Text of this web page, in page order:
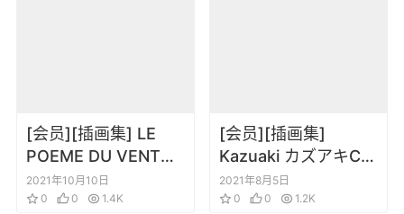
[会员][插画集] LE
POEME DU VENT
ET DES ARBRES 風
と木の詩 竹宮恵子豪
2021年10月10日
0
0 1.4K
[会员][插画集]
Kazuaki カズアキCG
原画插画集
2021年8月5日
0
0 1.2K